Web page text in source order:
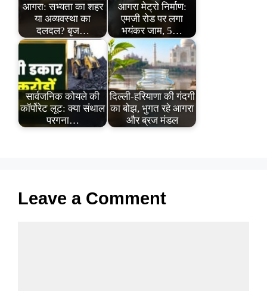
आगरा: सभ्यता का शहर
या अव्यवस्था का
दलदल? बृज…
आगरा मेट्रो निर्माण:
एमजी रोड पर लगा
भयंकर जाम, 5…
सार्वजनिक कोयले की
कॉर्पोरेट लूट: क्या संथाल
परगना…
दिल्ली-हरियाणा की गंदगी
का बोझ, भुगत रहे आगरा
और ब्रज मंडल
Leave a Comment